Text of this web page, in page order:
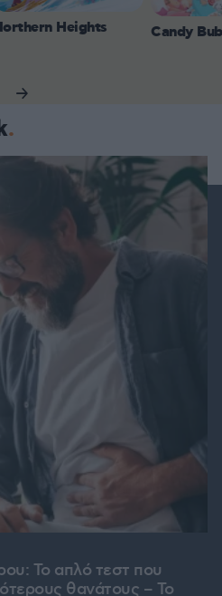
Heights Candy
Το απλό τεστ που
θανάτους – Το